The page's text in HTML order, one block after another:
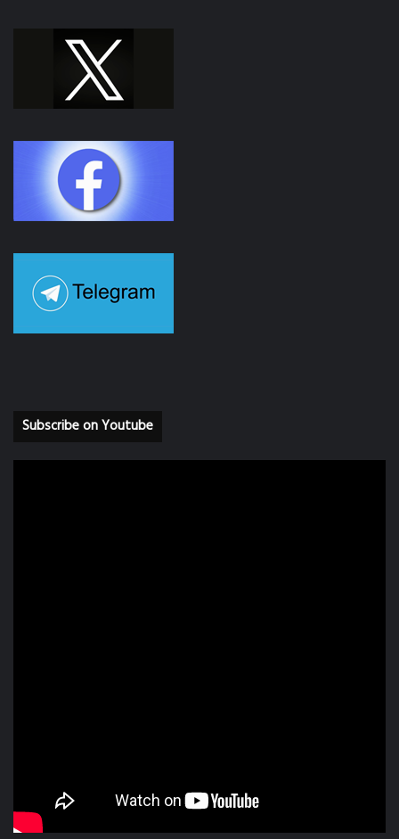
Subscribe on Youtube